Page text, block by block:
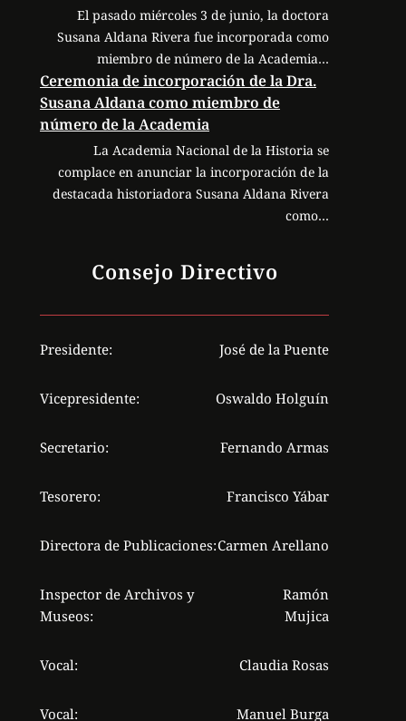
El pasado miércoles 3 de junio, la doctora
Susana Aldana Rivera fue incorporada como
miembro de número de la Academia…
Ceremonia de incorporación de la Dra.
Susana Aldana como miembro de
número de la Academia
La Academia Nacional de la Historia se
complace en anunciar la incorporación de la
destacada historiadora Susana Aldana Rivera
como…
Consejo Directivo
Presidente: José de la Puente
Vicepresidente: Oswaldo Holguín
Secretario: Fernando Armas
Tesorero: Francisco Yábar
Directora de Publicaciones:Carmen Arellano
Inspector de Archivos y
Museos:
Ramón
Mujica
Vocal: Claudia Rosas
Vocal: Manuel Burga